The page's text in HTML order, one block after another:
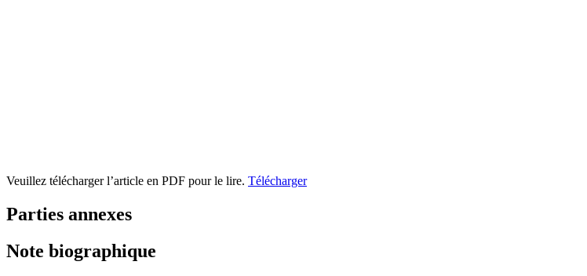
Veuillez télécharger l’article en PDF pour le lire. Télécharger
Parties annexes
Note biographique